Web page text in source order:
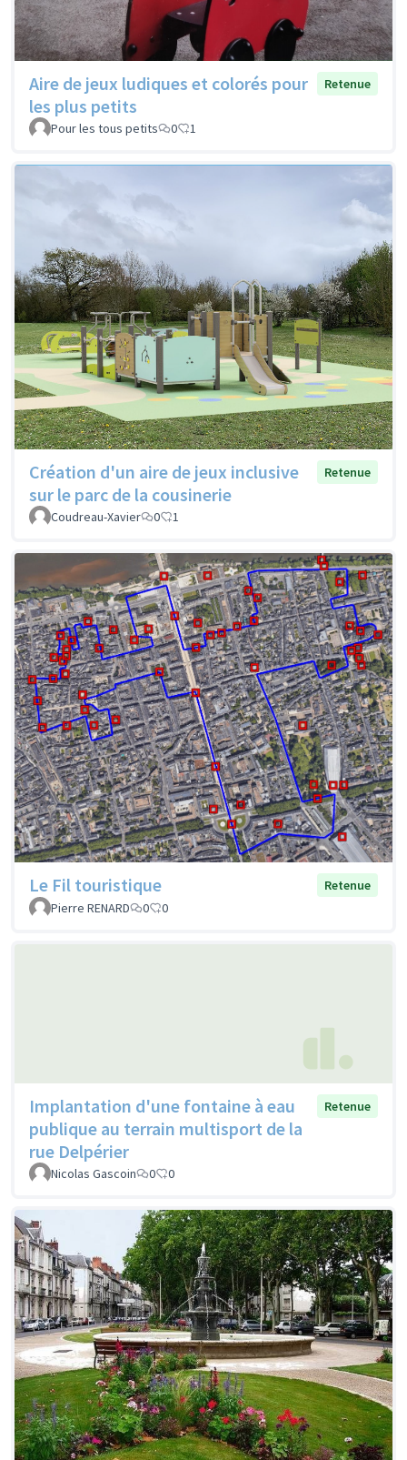
Aire de jeux ludiques et colorés pour
les plus petits
Retenue
Pour les tous petits 0 1
Création d'un aire de jeux inclusive
sur le parc de la cousinerie
Retenue
Coudreau-Xavier 0 1
Le Fil touristique
Retenue
Pierre RENARD
0 0
Implantation d'une fontaine à eau
publique au terrain multisport de la
rue Delpérier
Retenue
Nicolas Gascoin 0 0